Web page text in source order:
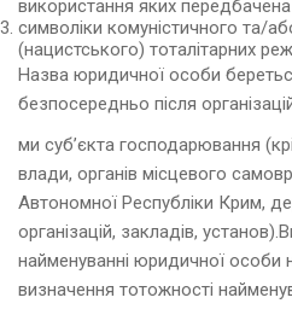
використання яких
символіки комуністичного та/
(нацистського) тоталітарних
Назва юридичної особи
безпосередньо після
ми суб’єкта господарювання
влади, органів місцевого
Автономної Республіки Крим,
організацій, закладів,
найменуванні юридичної
визначення тотожності